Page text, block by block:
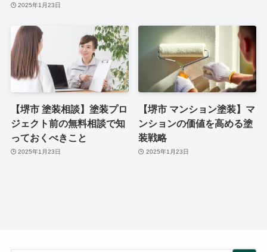
2025年1月23日
【堺市 塗装相談】塗装プロ
ジェクト前の無料相談で知
っておくべきこと
2025年1月23日
【堺市 マンション塗装】マ
ンションの価値を高める塗
装戦略
2025年1月23日